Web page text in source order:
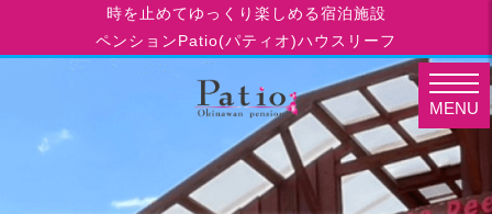
時を止めてゆっくり楽しめる宿泊施設
ペンションPatio(パティオ)ハウスリーフ
MENU